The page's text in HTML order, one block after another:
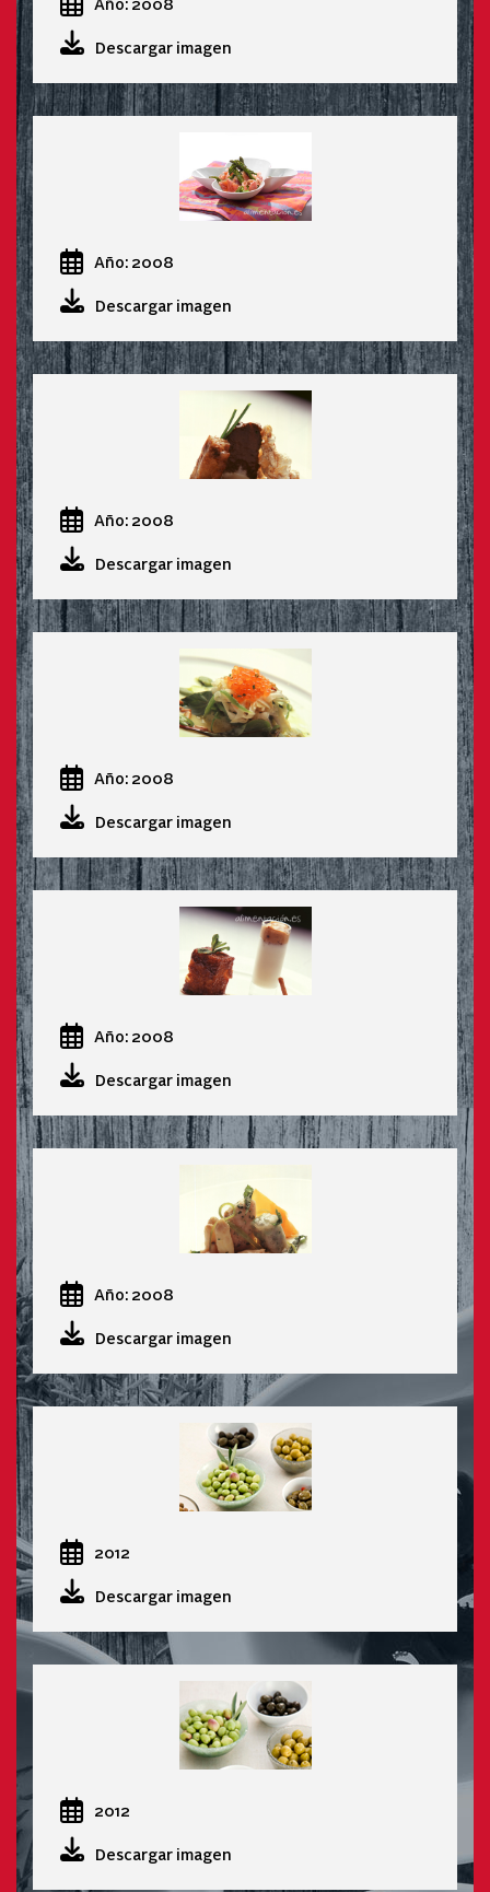
Descargar imagen
Año: 2008
Descargar imagen
Año: 2008
Descargar imagen
Año: 2008
Descargar imagen
Año: 2008
Descargar imagen
Año: 2008
Descargar imagen
2012
Descargar imagen
2012
Descargar imagen